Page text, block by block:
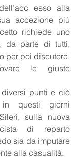
esso alla
accezione più
richiede uno
da parte di tutti,
per poi discutere,
le giuste
punti e ciò
questi giorni
sulla nuova
di reparto
sia da imputare
alla casualità.